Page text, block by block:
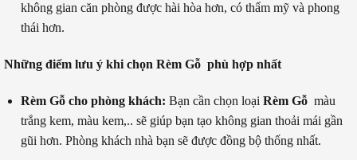
không gian căn phòng được hài hòa hơn, có thẩm mỹ và phong
thái hơn.
Những điểm lưu ý khi chọn Rèm Gỗ phù hợp nhất
Rèm Gỗ cho phòng khách: Bạn cần chọn loại Rèm Gỗ màu
trắng kem, màu kem,.. sẽ giúp bạn tạo không gian thoải mái gần
gũi hơn. Phòng khách nhà bạn sẽ được đồng bộ thống nhất.